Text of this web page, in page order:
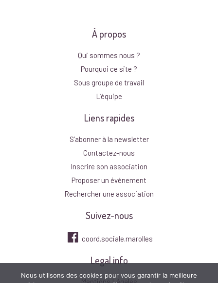
À propos
Qui sommes nous ?
Pourquoi ce site ?
Sous groupe de travail
L’équipe
Liens rapides
S’abonner à la newsletter
Contactez-nous
Inscrire son association
Proposer un événement
Rechercher une association
Suivez-nous
coord.sociale.marolles
Legal info
Nous utilisons des cookies pour vous garantir la meilleure